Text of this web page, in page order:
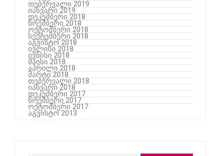
თებერვალი 2019
იანვარი 2019
დეკემბერი 2018
ნოემბერი 2018
ოქტომბერი 2018
სექტემბერი 2018
აგვისტო 2018
ივლისი 2018
ივნისი 2018
მაისი 2018
აპრილი 2018
მარტი 2018
თებერვალი 2018
იანვარი 2018
დეკემბერი 2017
ნოემბერი 2017
ოქტომბერი 2017
აგვისტო 2013